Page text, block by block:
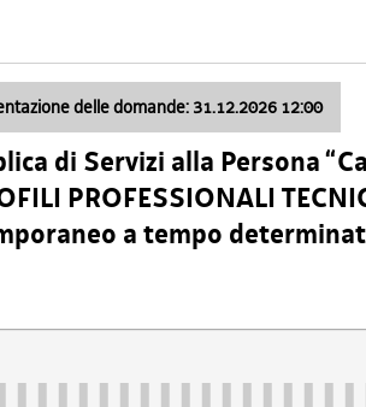
delle domande: 31.12.2026 12:00
di Servizi alla Persona
PROFESSIONALI
a tempo